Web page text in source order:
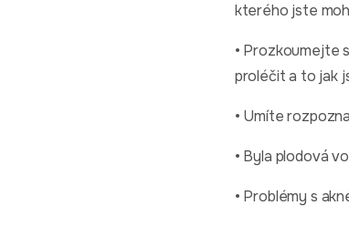
kterého jste
• Prozkoumejte
proléčit a to jak
• Umíte
• Byla plodová
• Problémy s